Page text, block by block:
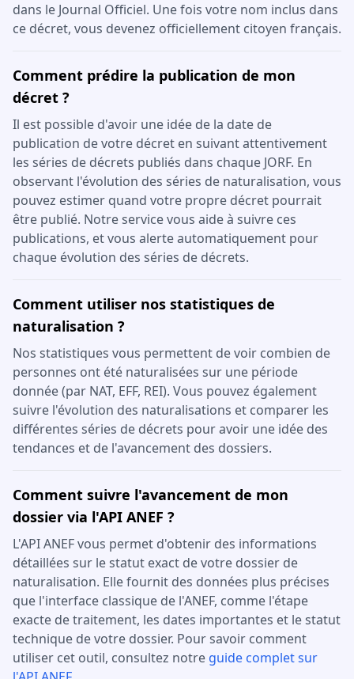
dans le Journal Officiel. Une fois votre nom inclus dans
ce décret, vous devenez officiellement citoyen français.
Comment prédire la publication de mon
décret ?
Il est possible d'avoir une idée de la date de
publication de votre décret en suivant attentivement
les séries de décrets publiés dans chaque JORF. En
observant l'évolution des séries de naturalisation, vous
pouvez estimer quand votre propre décret pourrait
être publié. Notre service vous aide à suivre ces
publications, et vous alerte automatiquement pour
chaque évolution des séries de décrets.
Comment utiliser nos statistiques de
naturalisation ?
Nos statistiques vous permettent de voir combien de
personnes ont été naturalisées sur une période
donnée (par NAT, EFF, REI). Vous pouvez également
suivre l'évolution des naturalisations et comparer les
différentes séries de décrets pour avoir une idée des
tendances et de l'avancement des dossiers.
Comment suivre l'avancement de mon
dossier via l'API ANEF ?
L'API ANEF vous permet d'obtenir des informations
détaillées sur le statut exact de votre dossier de
naturalisation. Elle fournit des données plus précises
que l'interface classique de l'ANEF, comme l'étape
exacte de traitement, les dates importantes et le statut
technique de votre dossier. Pour savoir comment
utiliser cet outil, consultez notre guide complet sur